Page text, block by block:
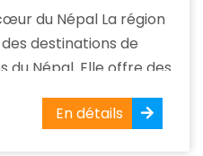
du Népal La région
destinations de
du Népal. Elle offre des
traditionnels et une
En détails